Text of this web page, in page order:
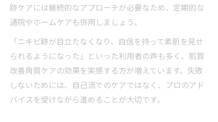
跡ケアには継続的なアプローチが必要なため、定期的な
通院やホームケアも併用しましょう。
「ニキビ跡が目立たなくなり、自信を持って素肌を見せ
られるようになった」といった利用者の声も多く、肌質
改善角質ケアの効果を実感する方が増えています。失敗
しないためには、自己流でのケアではなく、プロのアド
バイスを受けながら進めることが大切です。